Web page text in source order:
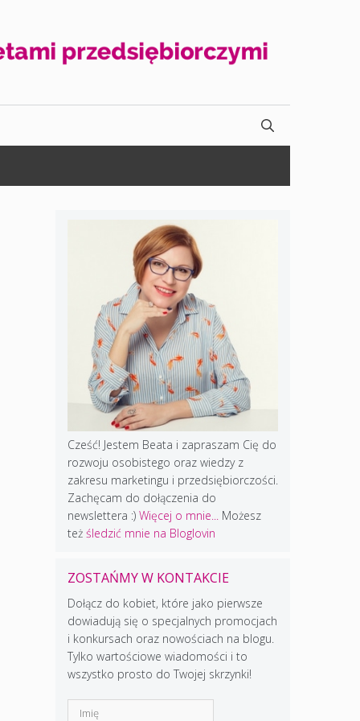
Cześć! Jestem Beata i zapraszam Cię do
rozwoju osobistego oraz wiedzy z
zakresu marketingu i przedsiębiorczości.
Zachęcam do dołączenia do
newslettera :) Więcej o mnie...
Możesz
też śledzić mnie na Bloglovin
ZOSTAŃMY W KONTAKCIE
Dołącz do kobiet, które jako pierwsze
dowiadują się o specjalnych promocjach
i konkursach oraz nowościach na blogu.
Tylko wartościowe wiadomości i to
wszystko prosto do Twojej skrzynki!